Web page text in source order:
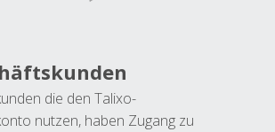
die den Talixo-
nutzen, haben Zugang zu